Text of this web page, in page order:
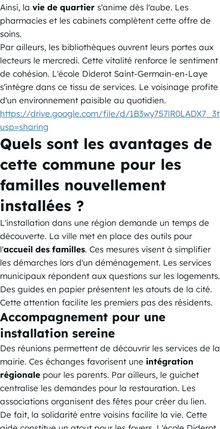
Ainsi, la vie de quartier s'anime dès l'aube. Les
pharmacies et les cabinets complètent cette offre de
soins.
Par ailleurs, les bibliothèques ouvrent leurs portes aux
lecteurs le mercredi. Cette vitalité renforce le sentiment
de cohésion. L'école Diderot Saint-Germain-en-Laye
s'intègre dans ce tissu de services. Le voisinage profite
d'un environnement paisible au quotidien.
https://drive.google.com/file/d/
usp=sharing
Quels sont les avantages de
cette commune pour les
familles nouvellement
installées ?
L'installation dans une région demande un temps de
découverte. La ville met en place des outils pour
l'accueil des familles. Ces mesures visent à simplifier
les démarches lors d'un déménagement. Les services
municipaux répondent aux questions sur les logements.
Des guides en papier présentent les atouts de la cité.
Cette attention facilite les premiers pas des résidents.
Accompagnement pour une
installation sereine
Des réunions permettent de découvrir les services de la
mairie. Ces échanges favorisent une intégration
régionale pour les parents. Par ailleurs, le guichet
centralise les demandes pour la restauration. Les
associations organisent des fêtes pour créer du lien.
De fait, la solidarité entre voisins facilite la vie. Cette